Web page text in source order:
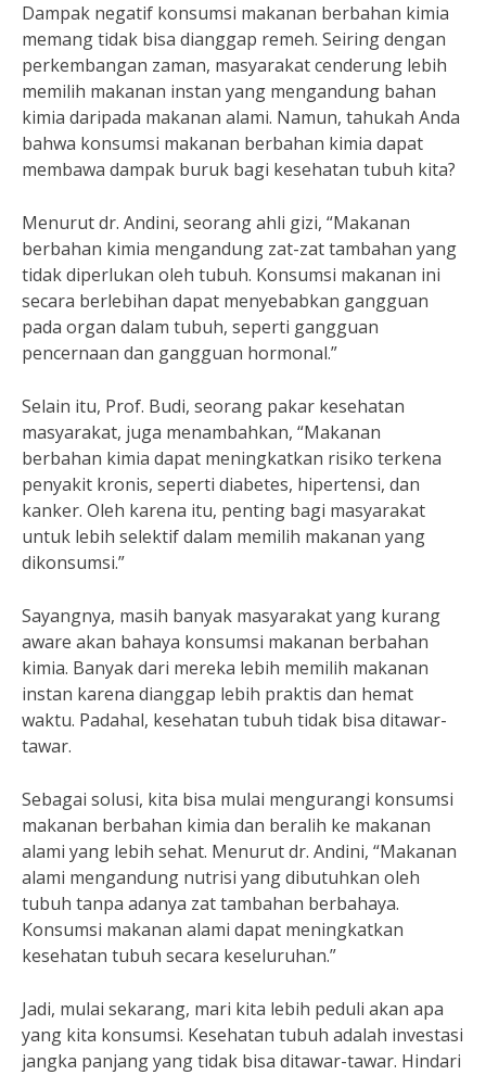
Dampak negatif konsumsi makanan berbahan kimia
memang tidak bisa dianggap remeh. Seiring dengan
perkembangan zaman, masyarakat cenderung lebih
memilih makanan instan yang mengandung bahan
kimia daripada makanan alami. Namun, tahukah Anda
bahwa konsumsi makanan berbahan kimia dapat
membawa dampak buruk bagi kesehatan tubuh kita?
Menurut dr. Andini, seorang ahli gizi, “Makanan
berbahan kimia mengandung zat-zat tambahan yang
tidak diperlukan oleh tubuh. Konsumsi makanan ini
secara berlebihan dapat menyebabkan gangguan
pada organ dalam tubuh, seperti gangguan
pencernaan dan gangguan hormonal.”
Selain itu, Prof. Budi, seorang pakar kesehatan
masyarakat, juga menambahkan, “Makanan
berbahan kimia dapat meningkatkan risiko terkena
penyakit kronis, seperti diabetes, hipertensi, dan
kanker. Oleh karena itu, penting bagi masyarakat
untuk lebih selektif dalam memilih makanan yang
dikonsumsi.”
Sayangnya, masih banyak masyarakat yang kurang
aware akan bahaya konsumsi makanan berbahan
kimia. Banyak dari mereka lebih memilih makanan
instan karena dianggap lebih praktis dan hemat
waktu. Padahal, kesehatan tubuh tidak bisa ditawar-
tawar.
Sebagai solusi, kita bisa mulai mengurangi konsumsi
makanan berbahan kimia dan beralih ke makanan
alami yang lebih sehat. Menurut dr. Andini, “Makanan
alami mengandung nutrisi yang dibutuhkan oleh
tubuh tanpa adanya zat tambahan berbahaya.
Konsumsi makanan alami dapat meningkatkan
kesehatan tubuh secara keseluruhan.”
Jadi, mulai sekarang, mari kita lebih peduli akan apa
yang kita konsumsi. Kesehatan tubuh adalah investasi
jangka panjang yang tidak bisa ditawar-tawar. Hindari